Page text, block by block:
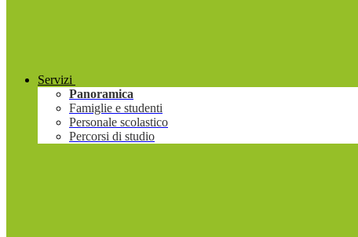
Servizi
Panoramica
Famiglie e studenti
Personale scolastico
Percorsi di studio